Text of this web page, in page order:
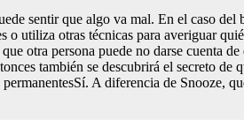
sentir que algo va mal. En el caso
utiliza otras técnicas para averiguar
otra persona puede no darse cuenta
también se descubrirá el secreto de
A diferencia de Snooze,